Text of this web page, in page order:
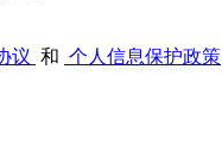
议 和 个人信息保护政策